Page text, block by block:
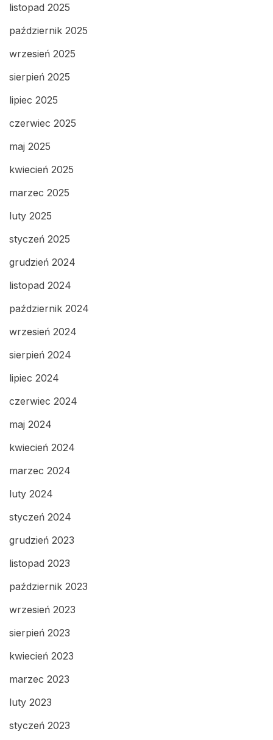
listopad 2025
październik 2025
wrzesień 2025
sierpień 2025
lipiec 2025
czerwiec 2025
maj 2025
kwiecień 2025
marzec 2025
luty 2025
styczeń 2025
grudzień 2024
listopad 2024
październik 2024
wrzesień 2024
sierpień 2024
lipiec 2024
czerwiec 2024
maj 2024
kwiecień 2024
marzec 2024
luty 2024
styczeń 2024
grudzień 2023
listopad 2023
październik 2023
wrzesień 2023
sierpień 2023
kwiecień 2023
marzec 2023
luty 2023
styczeń 2023